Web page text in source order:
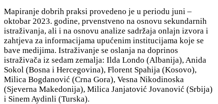
Mapiranje dobrih praksi provedeno je u periodu juni –
oktobar 2023. godine, prvenstveno na osnovu sekundarnih
istraživanja, ali i na osnovu analize sadržaja onlajn izvora i
zahtjeva za informacijama upućenim institucijama koje se
bave medijima. Istraživanje se oslanja na doprinos
istraživača iz sedam zemalja: Ilda Londo (Albanija), Anida
Sokol (Bosna i Hercegovina), Florent Spahija (Kosovo),
Milica Bogdanović (Crna Gora), Vesna Nikodinoska
(Sjeverna Makedonija), Milica Janjatović Jovanović (Srbija)
i Sinem Aydinli (Turska).